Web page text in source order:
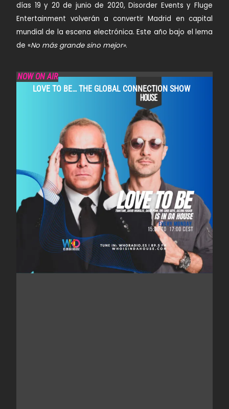
días 19 y 20 de junio de 2020, Disorder Events y Fluge
Entertainment volverán a convertir Madrid en capital
mundial de la escena electrónica. Este año bajo el lema
de «No más grande sino mejor».
NOW ON AIR
LOVE TO BE… THE GLOBAL CONNECTION SHOW